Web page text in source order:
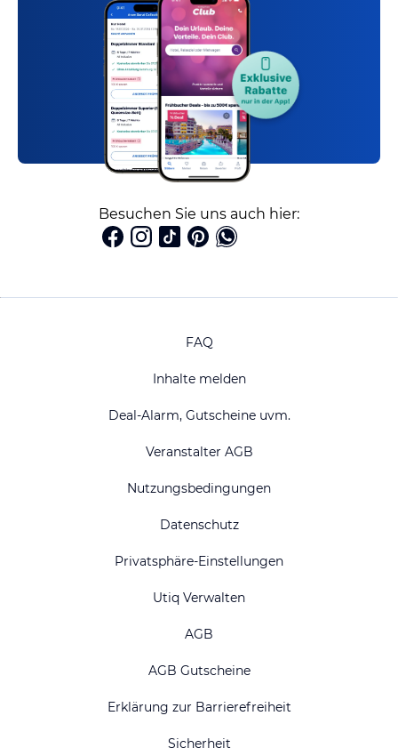
Besuchen Sie uns auch hier:
FAQ
Inhalte melden
Deal-Alarm, Gutscheine uvm.
Veranstalter AGB
Nutzungsbedingungen
Datenschutz
Privatsphäre-Einstellungen
Utiq Verwalten
AGB
AGB Gutscheine
Erklärung zur Barrierefreiheit
Sicherheit